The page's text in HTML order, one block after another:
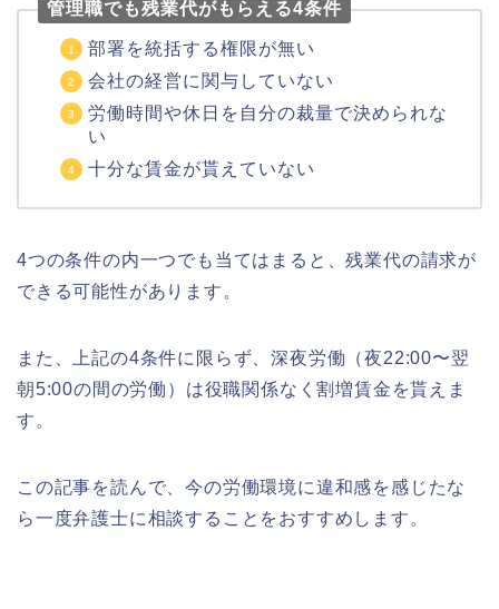
管理職でも残業代がもらえる4条件
部署を統括する権限が無い
会社の経営に関与していない
労働時間や休日を自分の裁量で決められな
い
十分な賃金が貰えていない
4つの条件の内一つでも当てはまると、残業代の請求が
できる可能性があります。
また、上記の4条件に限らず、深夜労働（夜22:00〜翌
朝5:00の間の労働）は役職関係なく割増賃金を貰えま
す。
この記事を読んで、今の労働環境に違和感を感じたな
ら一度弁護士に相談することをおすすめします。